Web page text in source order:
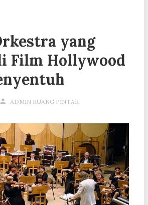
yang
Film Hollywood
ADMIN RUANG PINTAR